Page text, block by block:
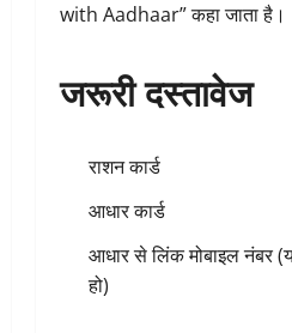
with Aadhaar” कहा जाता है।
जरूरी दस्तावेज
राशन कार्ड
आधार कार्ड
आधार से लिंक मोबाइल नंबर
हो)